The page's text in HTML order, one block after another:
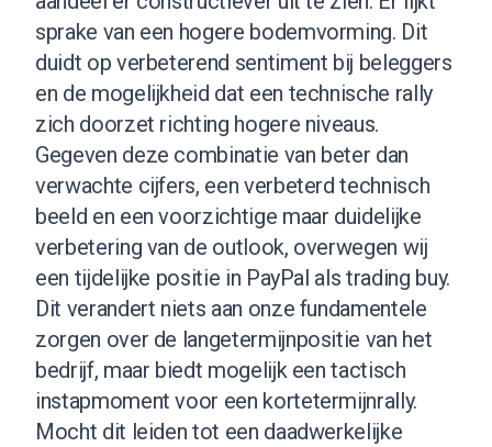
sprake van een hogere bodemvorming. Dit
duidt op verbeterend sentiment bij beleggers
en de mogelijkheid dat een technische rally
zich doorzet richting hogere niveaus.
Gegeven deze combinatie van beter dan
verwachte cijfers, een verbeterd technisch
beeld en een voorzichtige maar duidelijke
verbetering van de outlook, overwegen wij
een tijdelijke positie in PayPal als trading buy.
Dit verandert niets aan onze fundamentele
zorgen over de langetermijnpositie van het
bedrijf, maar biedt mogelijk een tactisch
instapmoment voor een kortetermijnrally.
Mocht dit leiden tot een daadwerkelijke